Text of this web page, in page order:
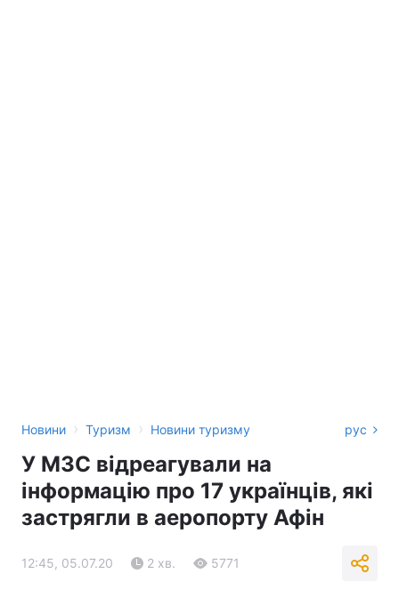
Новини › Туризм › Новини туризму рус
У МЗС відреагували на
інформацію про 17 українців, які
застрягли в аеропорту Афін
12:45, 05.07.20 2 хв. 5771